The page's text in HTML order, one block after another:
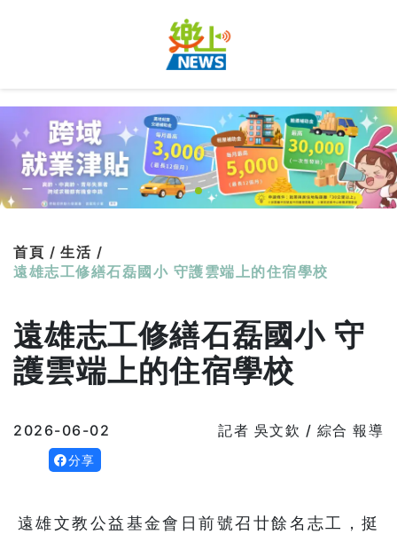
首頁 / 生活 /
遠雄志工修繕石磊國小 守護雲端上的住宿學校
遠雄志工修繕石磊國小 守
護雲端上的住宿學校
2026-06-02 記者 吳文欽 / 綜合 報導
分享
遠雄文教公益基金會日前號召廿餘名志工，挺